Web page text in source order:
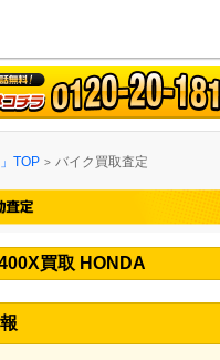
TOP バイク買取査定
買取 HONDA